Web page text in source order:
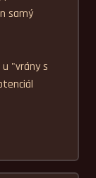
samý
"vrány s